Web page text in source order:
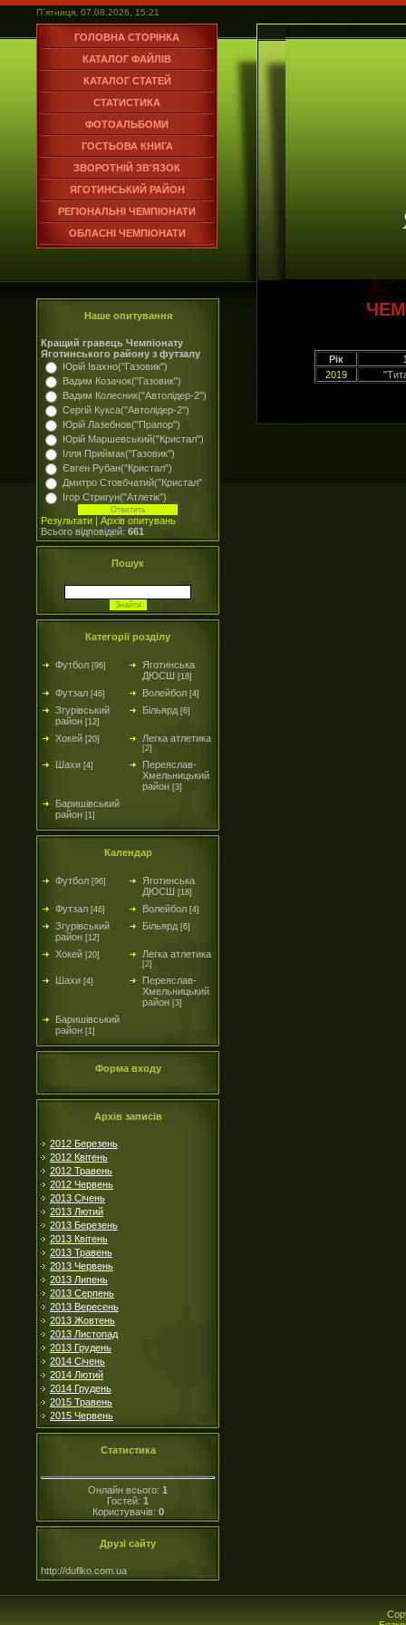
П`ятниця, 07.08.2026, 15:21
ГОЛОВНА СТОРІНКА
КАТАЛОГ ФАЙЛІВ
КАТАЛОГ СТАТЕЙ
СТАТИСТИКА
ФОТОАЛЬБОМИ
ГОСТЬОВА КНИГА
ЗВОРОТНІЙ ЗВ'ЯЗОК
ЯГОТИНСЬКИЙ РАЙОН
РЕГІОНАЛЬНІ ЧЕМПІОНАТИ
ОБЛАСНІ ЧЕМПІОНАТИ
Наше опитування
Кращий гравець Чемпіонату
Яготинського району з футзалу
Юрій Івахно("Газовик")
Вадим Козачок("Газовик")
Вадим Колесник("Автолідер-2")
Сергій Кукса("Автолідер-2")
Юрій Лазебнов("Прапор")
Юрій Маршевський("Кристал")
Ілля Приймак("Газовик")
Євген Рубан("Кристал")
Дмитро Стовбчатий("Кристал"
Ігор Стригун("Атлетік")
Результати | Архів опитувань
Всього відповідей: 661
Пошук
Категорії розділу
Футбол [96]
Яготинська
ДЮСШ [18]
Футзал [46] Волейбол [4]
Згурівський
район [12]
Більярд [6]
Хокей [20] Легка атлетика
[2]
Шахи [4]
Переяслав-
Хмельницький
район [3]
Баришівський
район [1]
Календар
Футбол [96]
Яготинська
ДЮСШ [18]
Футзал [46] Волейбол [4]
Згурівський
район [12]
Більярд [6]
Хокей [20] Легка атлетика
[2]
Шахи [4]
Переяслав-
Хмельницький
район [3]
Баришівський
район [1]
Форма входу
Архів записів
2012 Березень
2012 Квітень
2012 Травень
2012 Червень
2013 Січень
2013 Лютий
2013 Березень
2013 Квітень
2013 Травень
2013 Червень
2013 Липень
2013 Серпень
2013 Вересень
2013 Жовтень
2013 Листопад
2013 Грудень
2014 Січень
2014 Лютий
2014 Грудень
2015 Травень
2015 Червень
Статистика
Онлайн всього: 1
Гостей: 1
Користувачів: 0
Друзі сайту
http://duflko.com.ua
Рік
2019